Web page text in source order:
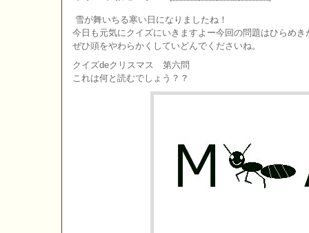
雪が舞いちる寒い日になりましたね！
今日も元気にクイズにいきますよー今回の問題はひらめき
ぜひ頭をやわらかくしていどんでくださいね。
クイズdeクリスマス 第六問
これは何と読むでしょう？？